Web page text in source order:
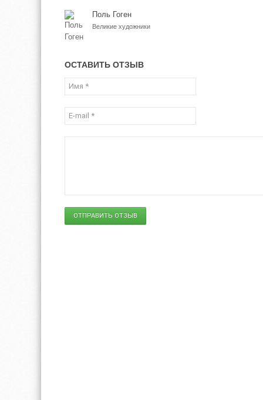
Поль Гоген
Великие художники
ОСТАВИТЬ ОТЗЫВ
ОТПРАВИТЬ ОТЗЫВ